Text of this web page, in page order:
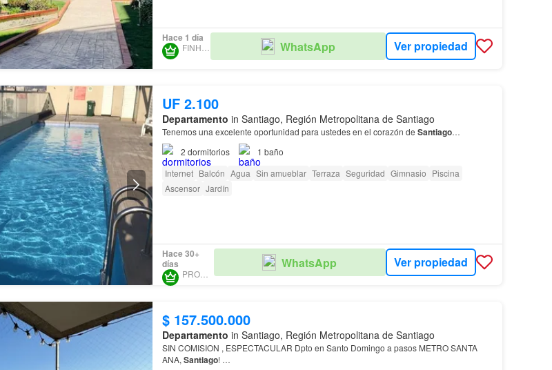
Hace 1 día
FINHABIT WhatsApp Ver propiedad
UF 2.100
Departamento in Santiago, Región Metropolitana de Santiago
Tenemos una excelente oportunidad para ustedes en el corazón de Santiago…
2 dormitorios 1 baño
Internet Balcón Agua Sin amueblar Terraza Seguridad Gimnasio Piscina
Ascensor Jardín
Hace 30+
días
PROURBE
WhatsApp Ver propiedad
$ 157.500.000
Departamento in Santiago, Región Metropolitana de Santiago
SIN COMISION , ESPECTACULAR Dpto en Santo Domingo a pasos METRO SANTA
ANA, Santiago!